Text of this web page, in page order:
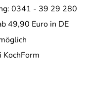
0341 - 39 29 280
49,90 Euro in DE